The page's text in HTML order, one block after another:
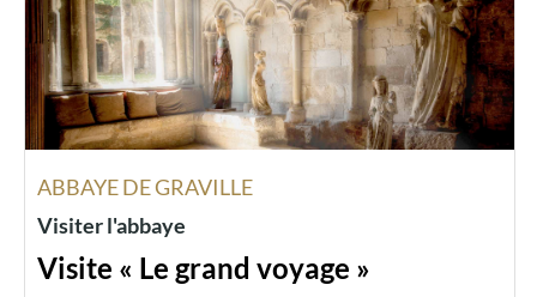
ABBAYE DE GRAVILLE
Visiter l'abbaye
Visite « Le grand voyage »